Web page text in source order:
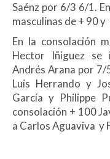
Saénz por 6/3 6/1.
masculinas de + 90 y
En la consolación
Hector Iñiguez se
Andrés Arana por 7/
Luis Herrando y
García y Philippe
consolación + 100
a Carlos Aguaviva y